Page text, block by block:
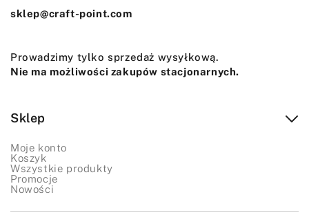
sklep@craft-point.com
Prowadzimy tylko sprzedaż wysyłkową.
Nie ma możliwości zakupów stacjonarnych.
Sklep
Moje konto
Koszyk
Wszystkie produkty
Promocje
Nowości